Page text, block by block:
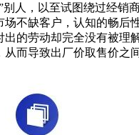
人，以至试图绕过经销
不缺客户，认知的畅后
的劳动却完全没有被理
而导致出厂价取售价之